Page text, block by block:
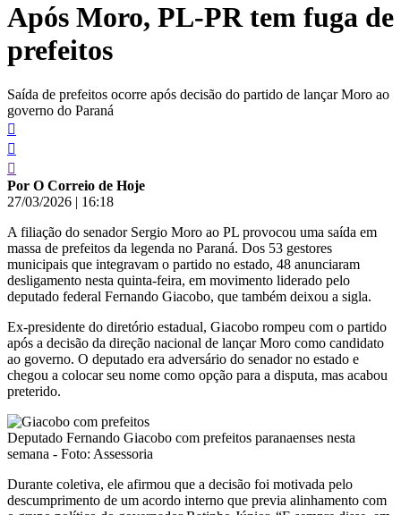
conteúdo
Após Moro, PL-PR tem fuga de
prefeitos
Saída de prefeitos ocorre após decisão do partido de lançar Moro ao
governo do Paraná
Por O Correio de Hoje
27/03/2026 | 16:18
A filiação do senador Sergio Moro ao PL provocou uma saída em
massa de prefeitos da legenda no Paraná. Dos 53 gestores
municipais que integravam o partido no estado, 48 anunciaram
desligamento nesta quinta-feira, em movimento liderado pelo
deputado federal Fernando Giacobo, que também deixou a sigla.
Ex-presidente do diretório estadual, Giacobo rompeu com o partido
após a decisão da direção nacional de lançar Moro como candidato
ao governo. O deputado era adversário do senador no estado e
chegou a colocar seu nome como opção para a disputa, mas acabou
preterido.
Deputado Fernando Giacobo com prefeitos paranaenses nesta
semana - Foto: Assessoria
Durante coletiva, ele afirmou que a decisão foi motivada pelo
descumprimento de um acordo interno que previa alinhamento com